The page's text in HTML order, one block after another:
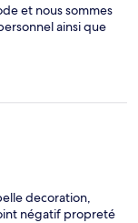
et nous sommes
ainsi que
decoration,
négatif propreté